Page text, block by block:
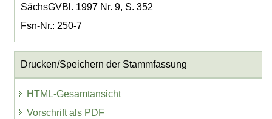
SächsGVBl. 1997 Nr. 9, S. 352
Fsn-Nr.: 250-7
Drucken/Speichern der Stammfassung
HTML-Gesamtansicht
Vorschrift als PDF